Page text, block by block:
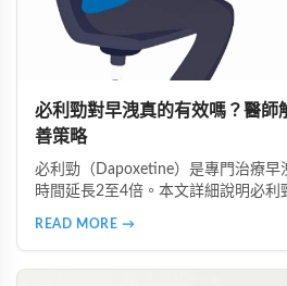
必利勁對早洩真的有效嗎？醫師
善策略
必利勁（Dapoxetine）是專門治療早
時間延長2至4倍。本文詳細說明必利
活調整的完整指南。
READ MORE →